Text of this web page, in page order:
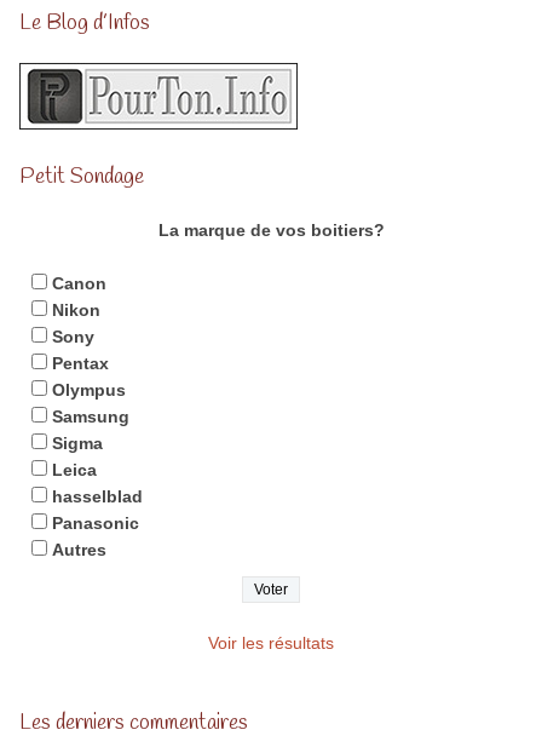
Le Blog d’Infos
Petit Sondage
La marque de vos boitiers?
Canon
Nikon
Sony
Pentax
Olympus
Samsung
Sigma
Leica
hasselblad
Panasonic
Autres
Voir les résultats
Les derniers commentaires